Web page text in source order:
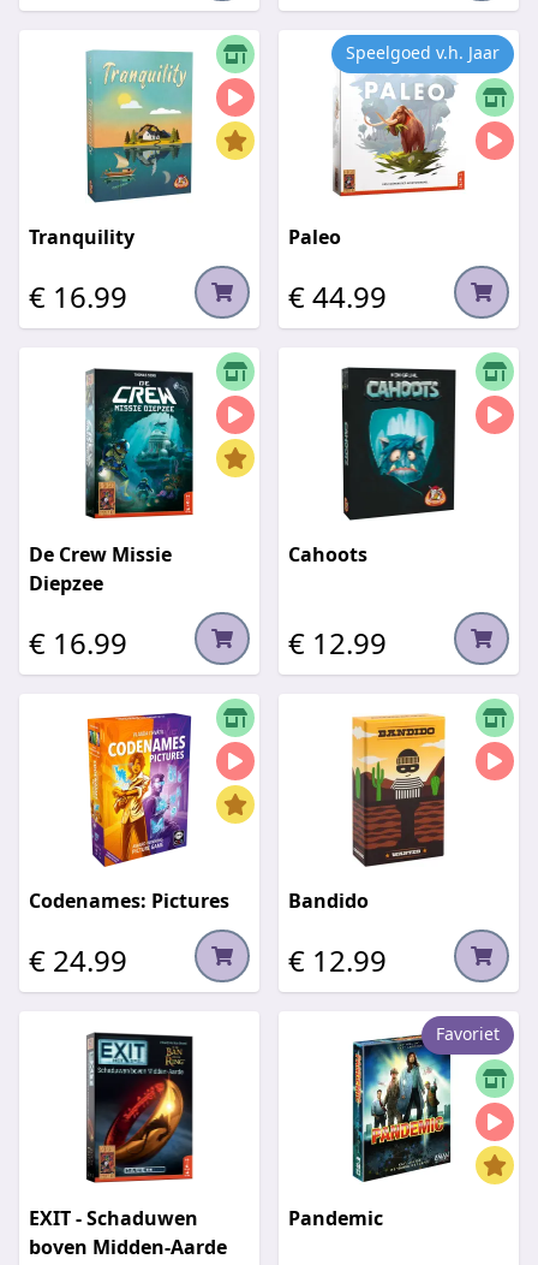
Tranquility
€ 16.99
Speelgoed v.h. Jaar
Paleo
€ 44.99
De Crew Missie
Diepzee
€ 16.99
Cahoots
€ 12.99
Codenames: Pictures
€ 24.99
Bandido
€ 12.99
EXIT - Schaduwen
boven Midden-Aarde
Favoriet
Pandemic